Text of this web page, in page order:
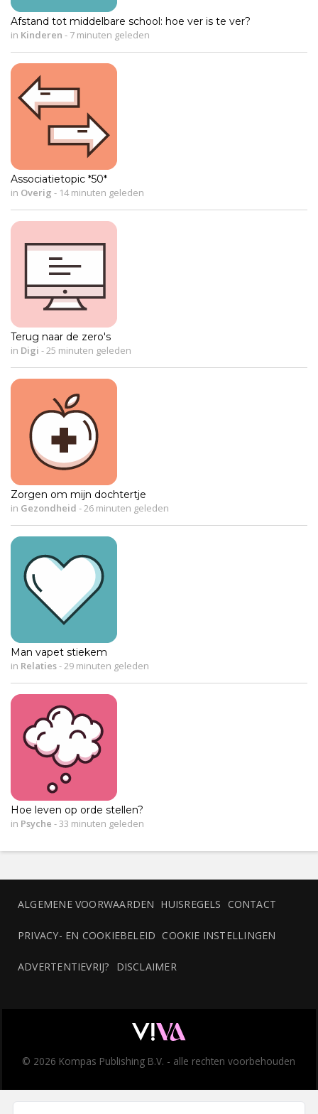
Afstand tot middelbare school: hoe ver is te ver?
in Kinderen - 7 minuten geleden
Associatietopic *50*
in Overig - 14 minuten geleden
Terug naar de zero's
in Digi - 25 minuten geleden
Zorgen om mijn dochtertje
in Gezondheid - 26 minuten geleden
Man vapet stiekem
in Relaties- 29 minuten geleden
Hoe leven op orde stellen?
in Psyche - 33 minuten geleden
ALGEMENE VOORWAARDEN HUISREGELS CONTACT
PRIVACY- EN COOKIEBELEID COOKIE INSTELLINGEN
ADVERTENTIEVRIJ? DISCLAIMER
© 2026 Kompas Publishing B.V. - alle rechten voorbehouden